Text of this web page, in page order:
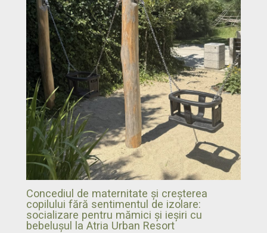
Concediul de maternitate și creșterea
copilului fără sentimentul de izolare:
socializare pentru mămici și ieșiri cu
bebelușul la Atria Urban Resort